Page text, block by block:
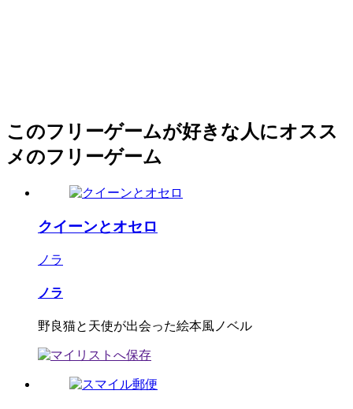
このフリーゲームが好きな人にオスス
メのフリーゲーム
クイーンとオセロ
ノラ
ノラ
野良猫と天使が出会った絵本風ノベル